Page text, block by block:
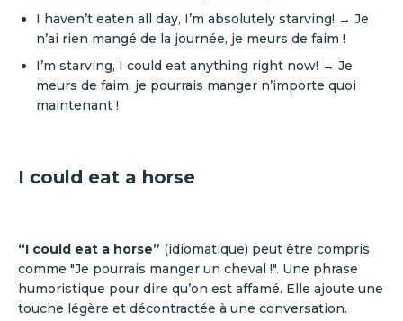
I haven’t eaten all day, I’m absolutely starving! → Je
n’ai rien mangé de la journée, je meurs de faim !
I’m starving, I could eat anything right now! → Je
meurs de faim, je pourrais manger n’importe quoi
maintenant !
I could eat a horse
“I could eat a horse” (idiomatique) peut être compris
comme "Je pourrais manger un cheval !". Une phrase
humoristique pour dire qu’on est affamé. Elle ajoute une
touche légère et décontractée à une conversation.